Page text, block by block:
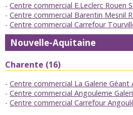
Centre commercial E.Leclerc Rouen
Centre commercial Barentin Mesnil
Centre commercial Carrefour
Nouvelle-Aquitaine
Charente (16)
Centre commercial La Galerie Géant
Centre commercial Angouleme
Centre commercial Carrefour